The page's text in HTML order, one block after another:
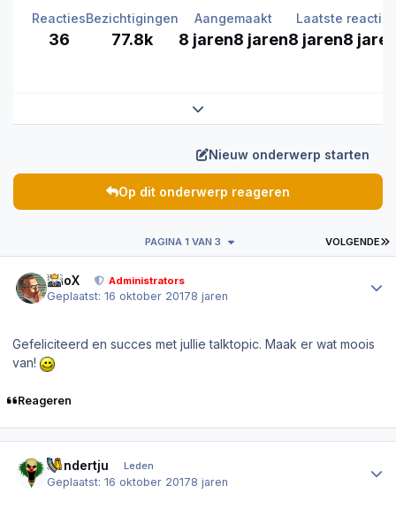
Reacties
36
Bezichtigingen
77.8k
Aangemaakt
8 jaren8 jaren
Laatste reactie
8 jaren8
Expand topic overview
Nieuw onderwerp starten
Op dit onderwerp reageren
VOLGENDE
PAGINA 1 VAN 3
PrioX Administrators
Geplaatst:16 oktober 20178 jaren
Gefeliciteerd en succes met jullie talktopic. Maak er wat moois
van!
Reageren
Sandertju Leden
Geplaatst:16 oktober 20178 jaren